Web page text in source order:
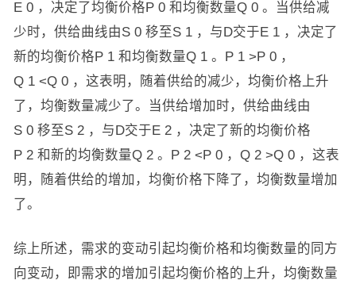
E 0 ，决定了均衡价格P 0 和均衡数量Q 0 。当供给减
少时，供给曲线由S 0 移至S 1 ，与D交于E 1 ，决定了
新的均衡价格P 1 和均衡数量Q 1 。P 1 >P 0 ，
Q 1 <Q 0 ，这表明，随着供给的减少，均衡价格上升
了，均衡数量减少了。当供给增加时，供给曲线由
S 0 移至S 2 ，与D交于E 2 ，决定了新的均衡价格
P 2 和新的均衡数量Q 2 。P 2 <P 0 ，Q 2 >Q 0 ，这表
明，随着供给的增加，均衡价格下降了，均衡数量增加
了。
综上所述，需求的变动引起均衡价格和均衡数量的同方
向变动，即需求的增加引起均衡价格的上升，均衡数量